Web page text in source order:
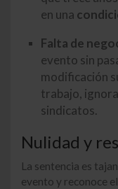
en una
Falta de
evento sin
modificación
trabajo,
sindicatos.
Nulidad y
La sentencia es
evento y reconoce